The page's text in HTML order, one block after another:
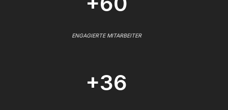
ENGAGIERTE MITARBEITER
+36